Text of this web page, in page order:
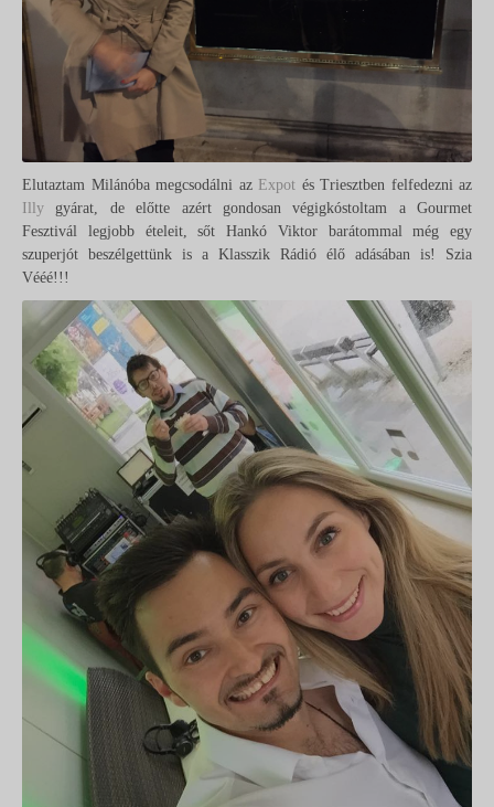
Elutaztam Milánóba megcsodálni az Expot és Triesztben felfedezni az
Illy gyárat, de előtte azért gondosan végigkóstoltam a Gourmet
Fesztivál legjobb ételeit, sőt Hankó Viktor barátommal még egy
szuperjót beszélgettünk is a Klasszik Rádió élő adásában is! Szia
Vééé!!!